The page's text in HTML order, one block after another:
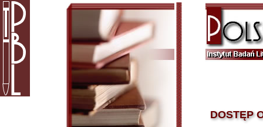
DOSTĘP